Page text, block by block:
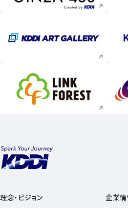
新規ウィンドウで開く
新規ウィンドウで開く
理念・ビジョン
企業情